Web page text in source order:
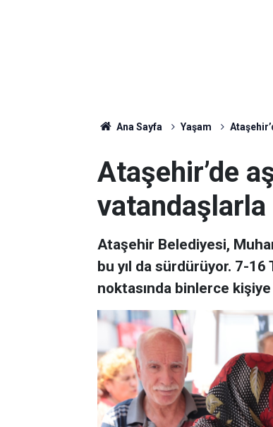
Ana Sayfa Yaşam
Ataşehir’de
Ataşehir Belediyesi,
bu yıl da sürdürüyor. 7-
noktasında binlerce